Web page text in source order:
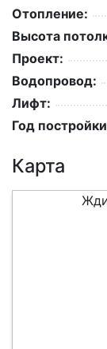
Отопление:
Высота
Проект:
Водопровод:
Лифт:
Год
Карта